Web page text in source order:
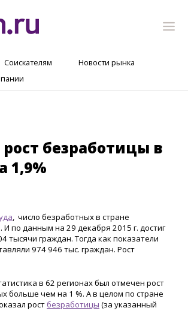
Соискателям
Новости рынка
безработицы в
1,9%
, число безработных в стране
И по данным на 29 декабря 2015 г. достиг
тысячи граждан. Тогда как показатели
974 946 тыс. граждан. Рост
в 62 регионах был отмечен рост
больше чем на 1 %. А в целом по стране
рост безработицы (за указанный